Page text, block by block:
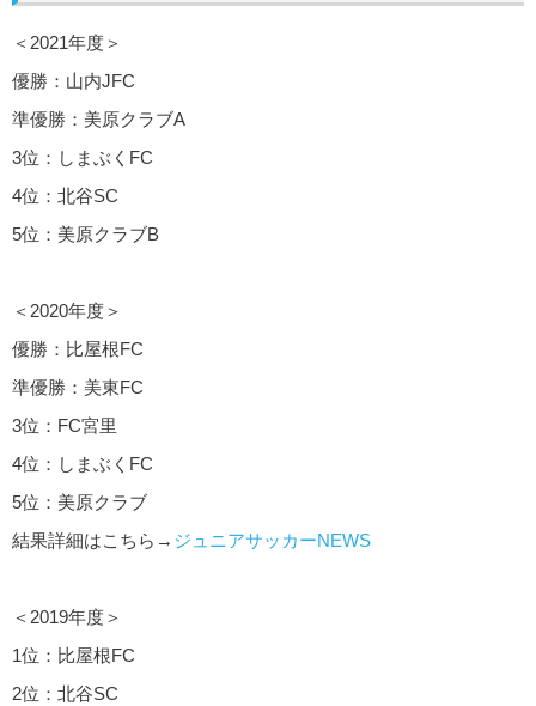
＜2021年度＞
優勝：山内JFC
準優勝：美原クラブA
3位：しまぶくFC
4位：北谷SC
5位：美原クラブB
＜2020年度＞
優勝：比屋根FC
準優勝：美東FC
3位：FC宮里
4位：しまぶくFC
5位：美原クラブ
結果詳細はこちら→ ジュニアサッカーNEWS
＜2019年度＞
1位：比屋根FC
2位：北谷SC